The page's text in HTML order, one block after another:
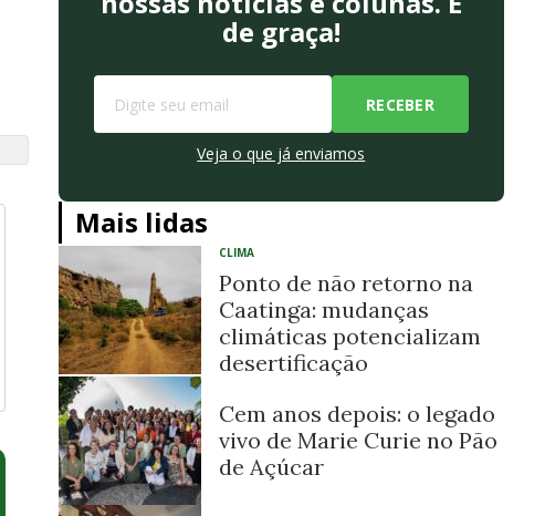
de graça!
Veja o que já enviamos
Mais lidas
CLIMA
Ponto de não retorno na
Caatinga: mudanças
climáticas potencializam
desertificação
Cem anos depois: o legado
vivo de Marie Curie no Pão
de Açúcar